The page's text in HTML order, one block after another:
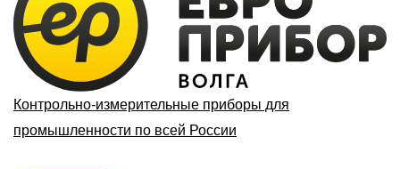
Контрольно-измерительные приборы для
промышленности по всей России